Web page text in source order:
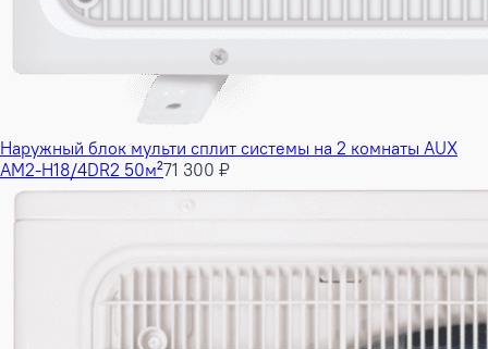
Наружный блок мульти сплит системы на 2 комнаты AUX
AM2-H18/4DR2 50м²71 300 ₽